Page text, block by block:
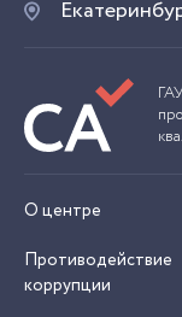
О центре
Противодействие
коррупции